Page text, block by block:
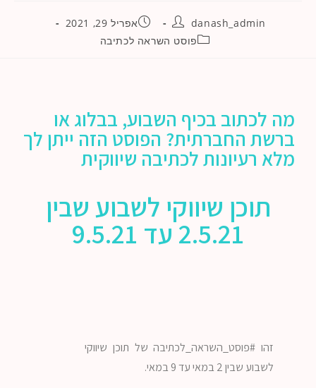
danash_admin
אפריל 29, 2021
פוסט השראה לכתיבה
מה לכתוב בכיף השבוע, בבלוג או
ברשת החברתית? הפוסט הזה ייתן לך
מלא רעיונות לכתיבה שיווקית
תוכן שיווקי לשבוע שבין
2.5.21 עד 9.5.21
זהו #פוסט_השראה_לכתיבה של תוכן שיווקי
לשבוע שבין 2 במאי עד 9 במאי.